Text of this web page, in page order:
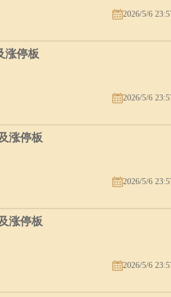
2026/5/6
涨停板
2026/5/6
涨停板
2026/5/6
涨停板
2026/5/6